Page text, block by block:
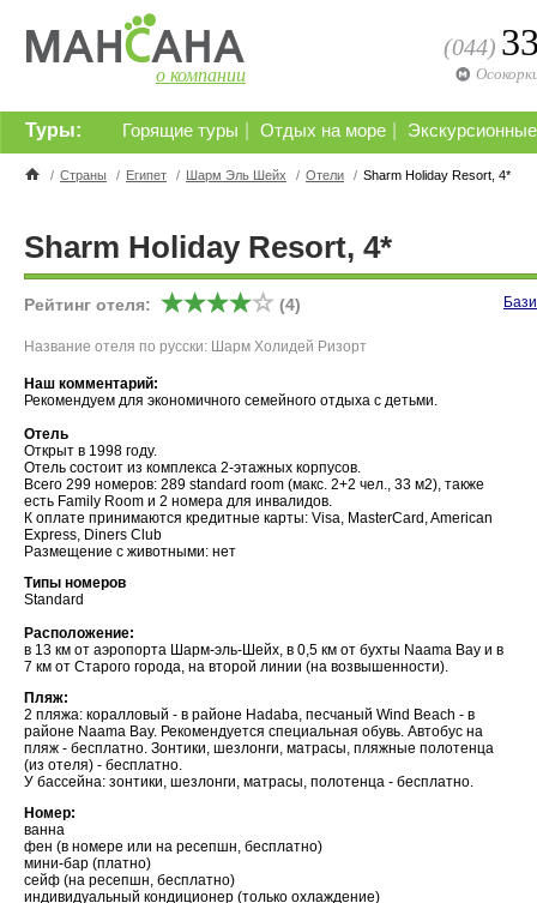
о компании
(044)
Горящие туры Отдых на море
Туры:
/ Страны / Египет / Шарм Эль Шейх / Отели / Sharm Holiday Resort, 4*
Sharm Holiday Resort, 4*
Рейтинг отеля: (4)
Название отеля по русски: Шарм Холидей Ризорт
Наш комментарий:
Рекомендуем для экономичного семейного отдыха с детьми.
Отель
Открыт в 1998 году.
Отель состоит из комплекса 2-этажных корпусов.
Всего 299 номеров: 289 standard room (макс. 2+2 чел., 33 м2), также
есть Family Room и 2 номера для инвалидов.
К оплате принимаются кредитные карты: Visa, MasterCard, American
Express, Diners Club
Размещение с животными: нет
Типы номеров
Standard
Расположение:
в 13 км от аэропорта Шарм-эль-Шейх, в 0,5 км от бухты Naama Bay и в
7 км от Старого города, на второй линии (на возвышенности).
Пляж:
2 пляжа: коралловый - в районе Hadaba, песчаный Wind Beach - в
районе Naama Bay. Рекомендуется специальная обувь. Автобус на
пляж - бесплатно. Зонтики, шезлонги, матрасы, пляжные полотенца
(из отеля) - бесплатно.
У бассейна: зонтики, шезлонги, матрасы, полотенца - бесплатно.
Номер:
ванна
фен (в номере или на ресепшн, бесплатно)
мини-бар (платно)
сейф (на ресепшн, бесплатно)
индивидуальный кондиционер (только охлаждение)